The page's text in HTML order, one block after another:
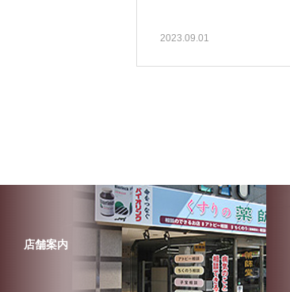
2023.09.01
店舗案内